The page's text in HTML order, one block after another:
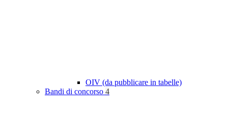
OIV (da pubblicare in tabelle)
Bandi di concorso 4